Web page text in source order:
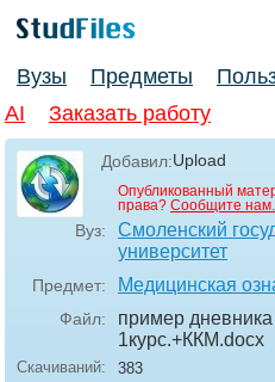
Вузы Предметы
AI
Заказать работу
Добавил:Upload
Опубликованный
права? Сообщите нам.
Вуз:
Смоленский
университет
Предмет: Медицинская
Файл:
пример дневника
1курс.+ККМ.docx
Скачиваний:
383